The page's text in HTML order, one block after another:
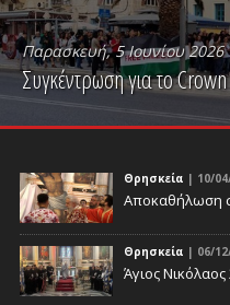
Παρασκευή, 5 Ιουνίου 2026
Συγκέντρωση για το
PLAY VIDEO
Θρησκεία | 10/
Αποκαθήλωση
Θρησκεία | 06/
Άγιος Νικόλαος